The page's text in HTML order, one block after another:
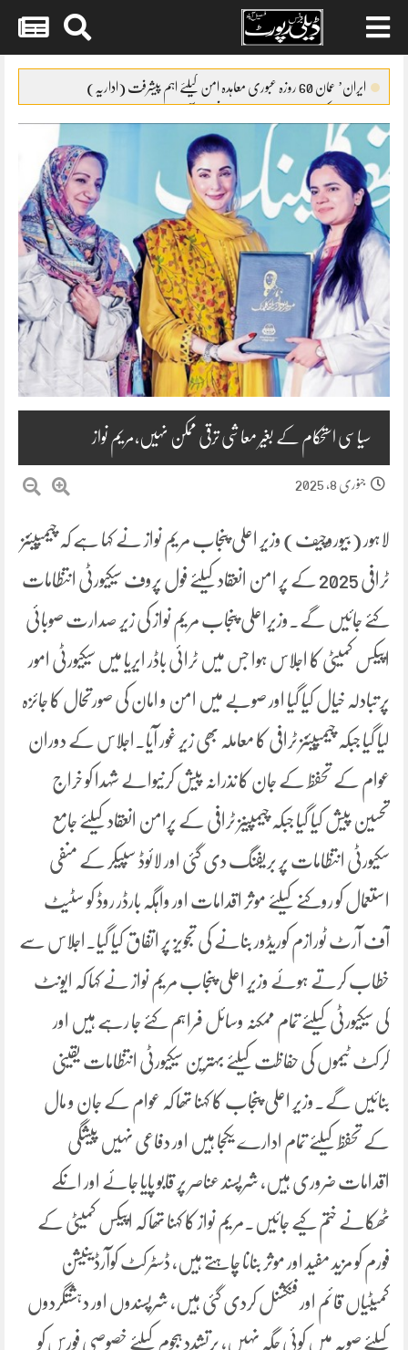
contentایران’ عمان 60 روزہ عبوری معاہدہ امن کیلئے اہم پیشرفت (اداریہ)
پیشرفت کا جائزہ
ایس ایس سی امتحانات 2026ء کا شیڈول جاری
پنشن فنڈز کی سرمایہ کاری سے خزانے کو نقصان پہنچانے کے معاملے کی
انکوائری شروع
گندم آٹے کا بحران تیل سے بھی بڑا ہو چکا ہے
سیاسی استحکام کے بغیر معاشی ترقی ممکن نہیں،مریم نواز
جنوری 8, 2025
لاہور (بیوروچیف) وزیر اعلی پنجاب مریم نواز نے کہا ہے کہ چیمپیئنز
ٹرافی 2025 کے پر امن انعقاد کیلئے فول پروف سیکیورٹی انتظامات
کئے جائیں گے۔وزیراعلی پنجاب مریم نواز کی زیر صدارت صوبائی
اپیکس کمیٹی کا اجلاس ہوا جس میں ٹرائی باڈر ایریا میں سیکیورٹی امور
پر تبادلہ خیال کیا گیا اور صوبے میں امن و امان کی صورتحال کا جائزہ
لیا گیا جبکہ چیمپیئنز ٹرافی کا معاملہ بھی زیر غور آیا۔اجلاس کے دوران
عوام کے تحفظ کے جان کا نذرانہ پیش کرنیوالے شہدا کو خراج
تحسین پیش کیا گیا جبکہ چیمپینز ٹرافی کے پرامن انعقاد کیلئے جامع
سکیورٹی انتظامات پر بریفنگ دی گئی اور لائوڈ سپیکر کے منفی
استعمال کو روکنے کیلئے موثر اقدامات اور واہگہ بارڈر روڈ کو سٹیٹ
آف آرٹ ٹورازم کوریڈور بنانے کی تجویز پر اتفاق کیا گیا۔اجلاس سے
خطاب کرتے ہوئے وزیر اعلی پنجاب مریم نواز نے کہا کہ ایونٹ
کی سیکیورٹی کیلئے تمام ممکنہ وسائل فراہم کئے جا رہے ہیں اور
کرکٹ ٹیموں کی حفاظت کیلئے بہترین سیکیورٹی انتظامات یقینی
بنائیں گے۔وزیر اعلی پنجاب کا کہنا تھا کہ عوام کے جان و مال
کے تحفظ کیلئے تمام ادارے یکجا ہیں اور دفاعی نہیں پیشگی
اقدامات ضروری ہیں، شرپسند عناصر پر قابو پایا جائے اور انکے
ٹھکانے ختم کیے جائیں۔مریم نواز کا کہنا تھا کہ اپیکس کمیٹی کے
فورم کو مزید مفید اور موثر بنانا چاہتے ہیں، ڈسٹرکٹ کوآرڈینیشن
کمیٹیاں قائم اور فنکشنل کردی گئی ہیں، شرپسندوں اور دہشتگردوں
کیلئے صوبہ میں کوئی جگہ نہیں، پرتشدد ہجوم کیلئے خصوصی فورس کو